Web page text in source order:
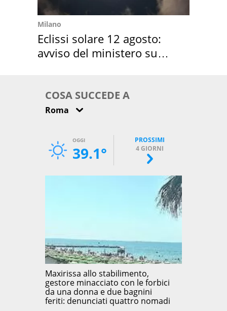
Milano
Eclissi solare 12 agosto:
avviso del ministero su